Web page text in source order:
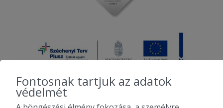
Fontosnak tartjuk az adatok
védelmét